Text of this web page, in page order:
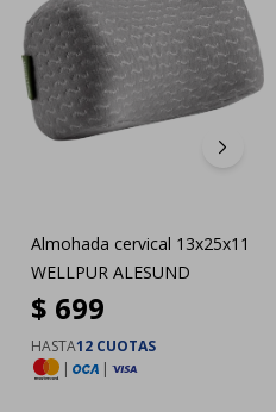
Almohada cervical 13x25x11
WELLPUR ALESUND
$ 699
HASTA12 CUOTAS
|
|